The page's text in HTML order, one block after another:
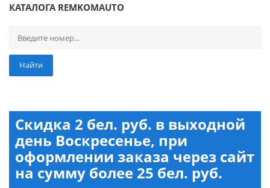
КАТАЛОГА REMKOMAUTO
Найти
Скидка 2 бел. руб. в выходной
день Воскресенье, при
оформлении заказа через сайт
на сумму более 25 бел. руб.